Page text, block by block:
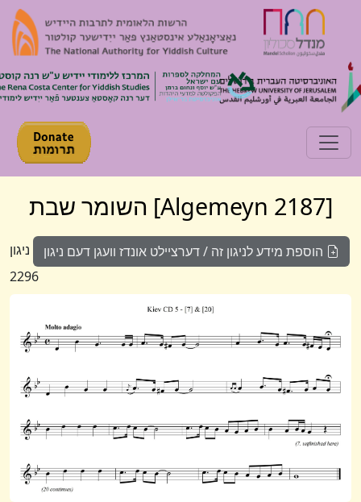
Toggle navigation
הוספת מידע לניגון זה / דערציילט אונדז וועגן דעם ניגון ניגון
2296